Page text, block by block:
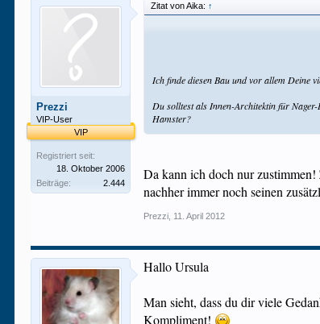
Prezzi
VIP-User
VIP
Registriert seit:
18. Oktober 2006
Beiträge:
2.444
Zitat von Aika: ↑
Ich finde diesen Bau und vor allem Deine
Du solltest als Innen-Architektin für
Hamster?
Da kann ich doch nur
nachher immer noch seinen
Prezzi 11. April 2012
Hallo Ursula
Man sieht, dass du dir viele
Kompliment!